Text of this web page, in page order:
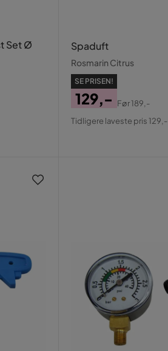
Set Ø
Spaduft
Rosmarin Citrus
SE PRISEN!
Pris
129,-
Original
Før189,-
Tidligere laveste pris 129,-